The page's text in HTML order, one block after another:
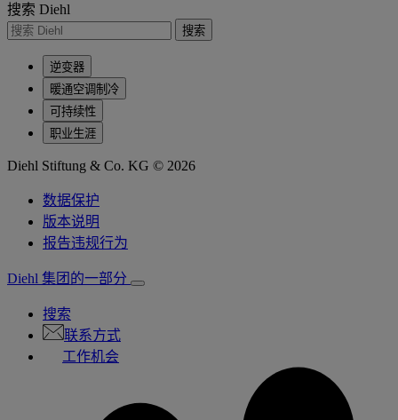
搜索 Diehl
搜索
逆变器
暖通空调制冷
可持续性
职业生涯
Diehl Stiftung & Co. KG © 2026
数据保护
版本说明
报告违规行为
Diehl 集团的一部分
搜索
联系方式
工作机会